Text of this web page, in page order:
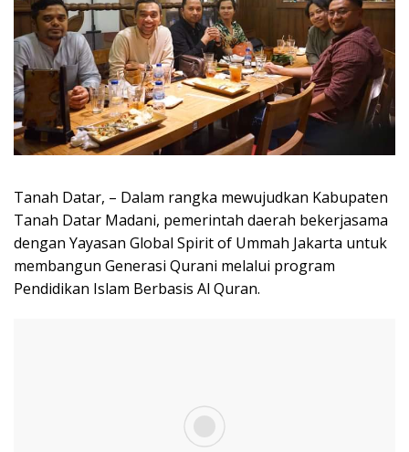
Tanah Datar, – Dalam rangka mewujudkan Kabupaten
Tanah Datar Madani, pemerintah daerah bekerjasama
dengan Yayasan Global Spirit of Ummah Jakarta untuk
membangun Generasi Qurani melalui program
Pendidikan Islam Berbasis Al Quran.